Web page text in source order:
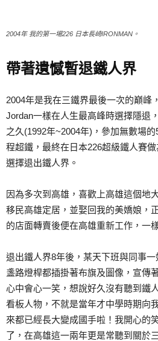
2004年 我的第一場226 日本長崎IRONMAN。
帶著遺憾暫退鐵人界
2004年是我在三鐵界最後一次的巔峰
Jordan一樣在人生最高峰時選擇隱退
之久(1992年~2004年)，參加無數場
程超鐵，最終在日本226超級鐵人賽
選擇退出鐵人界。
因為多次到高雄，喜歡上高雄這個地
移民高雄定居，並娶回我的美嬌娘，
的店面轉賣後便在高雄重新工作，一
退出鐵人界8年後，某天下班與同事
盞路燈桿都插掛著布旗及圖像，宣傳
心中會心一笑，想說好久沒有聽到鐵
看板人物，不就是當年才中學時期向
來都已經長大變成國手啦！我開心的
了，在高雄這一兩年更是常聽到關於